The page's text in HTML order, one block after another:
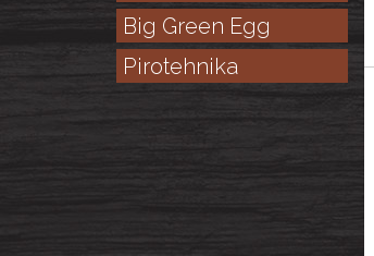
Big Green Egg
Pirotehnika